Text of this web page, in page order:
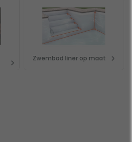
Zwembad liner op maat